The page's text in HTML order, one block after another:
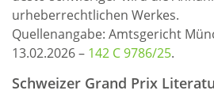
urheberrechtlichen Werkes.
Quellenangabe: Amtsgericht
13.02.2026 – 142 C 9786/25.
Schweizer Grand Prix